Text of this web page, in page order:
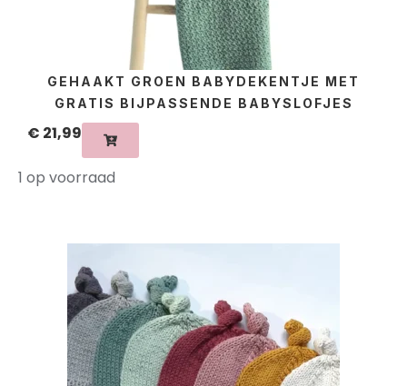
GEHAAKT GROEN BABYDEKENTJE MET
GRATIS BIJPASSENDE BABYSLOFJES
€ 21,99
1 op voorraad